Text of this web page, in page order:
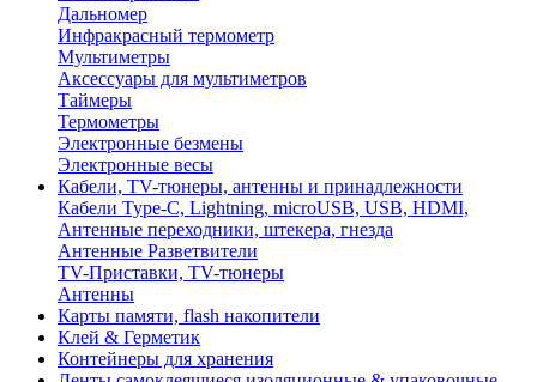
Дальномер
Инфракрасный термометр
Мультиметры
Аксессуары для мультиметров
Таймеры
Термометры
Электронные безмены
Электронные весы
Кабели, TV-тюнеры, антенны и принадлежности
Кабели Type-C, Lightning, microUSB, USB, HDMI,
Антенные переходники, штекера, гнезда
Антенные Разветвители
TV-Приставки, TV-тюнеры
Антенны
Карты памяти, flash накопители
Клей & Герметик
Контейнеры для хранения